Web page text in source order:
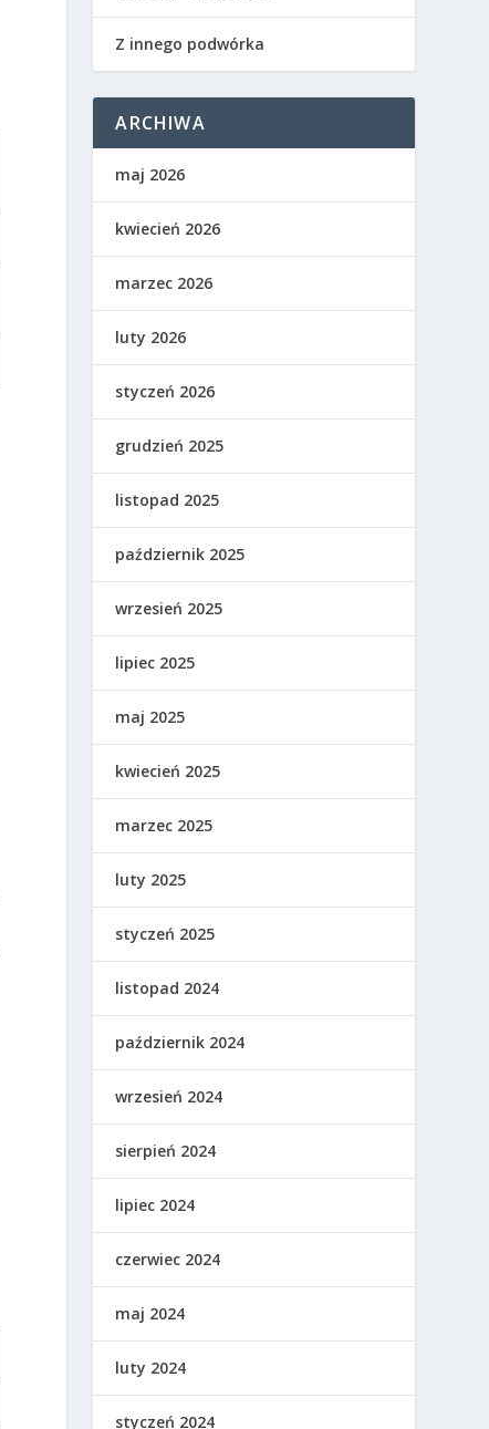
Z innego podwórka
ARCHIWA
maj 2026
kwiecień 2026
marzec 2026
luty 2026
styczeń 2026
grudzień 2025
listopad 2025
październik 2025
wrzesień 2025
lipiec 2025
maj 2025
kwiecień 2025
marzec 2025
luty 2025
styczeń 2025
listopad 2024
październik 2024
wrzesień 2024
sierpień 2024
lipiec 2024
czerwiec 2024
maj 2024
luty 2024
styczeń 2024